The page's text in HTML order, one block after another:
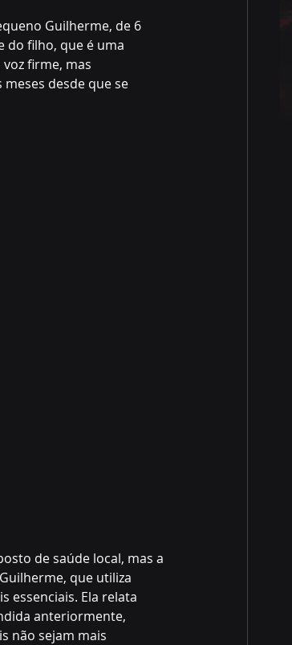
Guilherme, de 6
do filho, que é uma
firme, mas
desde que se
de saúde local, mas a
que utiliza
essenciais. Ela relata
anteriormente,
não sejam mais